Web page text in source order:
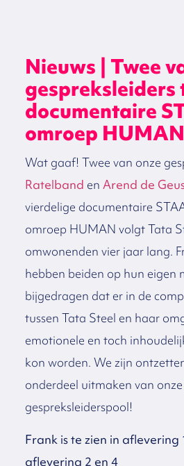
Nieuws | Twee
gespreksleiders
documentaire
omroep HUMAN
Wat gaaf! Twee van onze
Ratelband en Arend de
vierdelige documentaire
omroep HUMAN volgt Tata
omwonenden vier jaar lang.
hebben beiden op hun eigen
bijgedragen dat er in de
tussen Tata Steel en haar
emotionele en toch
kon worden. We zijn
onderdeel uitmaken van
gespreksleiderspool!
Frank is te zien in aflevering
aflevering 2 en 4